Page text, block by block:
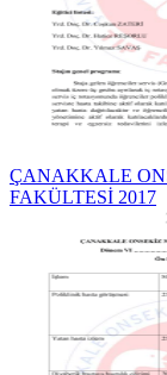
ÇANAKKALE
FAKÜLTESİ 2017